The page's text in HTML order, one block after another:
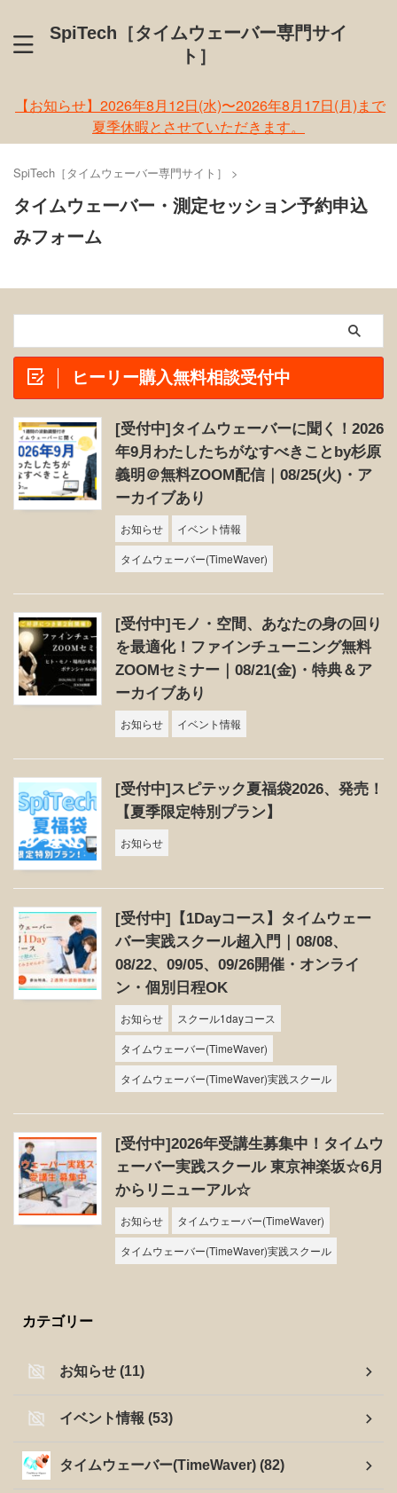
SpiTech［タイムウェーバー専門サイ
ト］
【お知らせ】2026年8月12日(水)〜2026年8月17日(月)まで
夏季休暇とさせていただきます。
SpiTech［タイムウェーバー専門サイト］ >
タイムウェーバー・測定セッション予約申込
みフォーム
ヒーリー購入無料相談受付中
[受付中]タイムウェーバーに聞く！2026
年9月わたしたちがなすべきことby杉原
義明＠無料ZOOM配信｜08/25(火)・ア
ーカイブあり
お知らせ
イベント情報
タイムウェーバー(TimeWaver)
[受付中]モノ・空間、あなたの身の回り
を最適化！ファインチューニング無料
ZOOMセミナー｜08/21(金)・特典＆ア
ーカイブあり
お知らせ イベント情報
[受付中]スピテック夏福袋2026、発売！
【夏季限定特別プラン】
お知らせ
[受付中]【1Dayコース】タイムウェー
バー実践スクール超入門｜08/08、
08/22、09/05、09/26開催・オンライ
ン・個別日程OK
お知らせ
スクール1dayコース
タイムウェーバー(TimeWaver)
タイムウェーバー(TimeWaver)実践スクール
[受付中]2026年受講生募集中！タイムウ
ェーバー実践スクール 東京神楽坂☆6月
からリニューアル☆
お知らせ
タイムウェーバー(TimeWaver)
タイムウェーバー(TimeWaver)実践スクール
カテゴリー
お知らせ (11)
イベント情報 (53)
タイムウェーバー(TimeWaver) (82)